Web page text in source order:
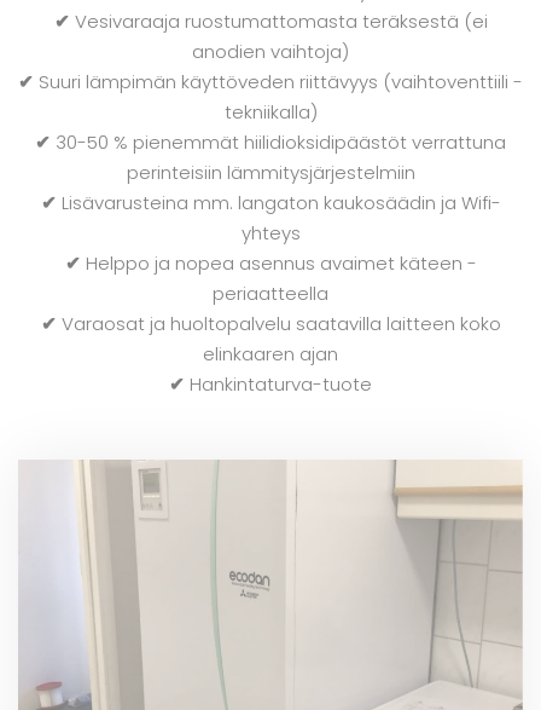
✔ Vesivaraaja ruostumattomasta teräksestä (ei
anodien vaihtoja)
✔ Suuri lämpimän käyttöveden riittävyys (vaihtoventtiili -
tekniikalla)
✔ 30-50 % pienemmät hiilidioksidipäästöt verrattuna
perinteisiin lämmitysjärjestelmiin
✔ Lisävarusteina mm. langaton kaukosäädin ja Wifi-
yhteys
✔ Helppo ja nopea asennus avaimet käteen -
periaatteella
✔ Varaosat ja huoltopalvelu saatavilla laitteen koko
elinkaaren ajan
✔ Hankintaturva-tuote